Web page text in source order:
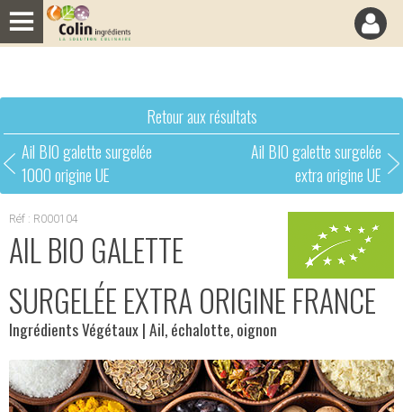
Retour aux résultats
Ail BIO galette surgelée
1000 origine UE
Ail BIO galette surgelée
extra origine UE
Réf : R000104
AIL BIO GALETTE
SURGELÉE EXTRA ORIGINE FRANCE
Ingrédients Végétaux| Ail, échalotte, oignon
Panneau de gestion des cookies